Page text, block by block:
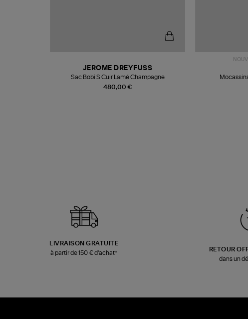
480,00 €
JEROME DREYFUSS
Sac Bobi S Cuir Lamé Champagne
LIVRAISON GRATUITE
à partir de 150 € d'achat*
RETOUR
dans un